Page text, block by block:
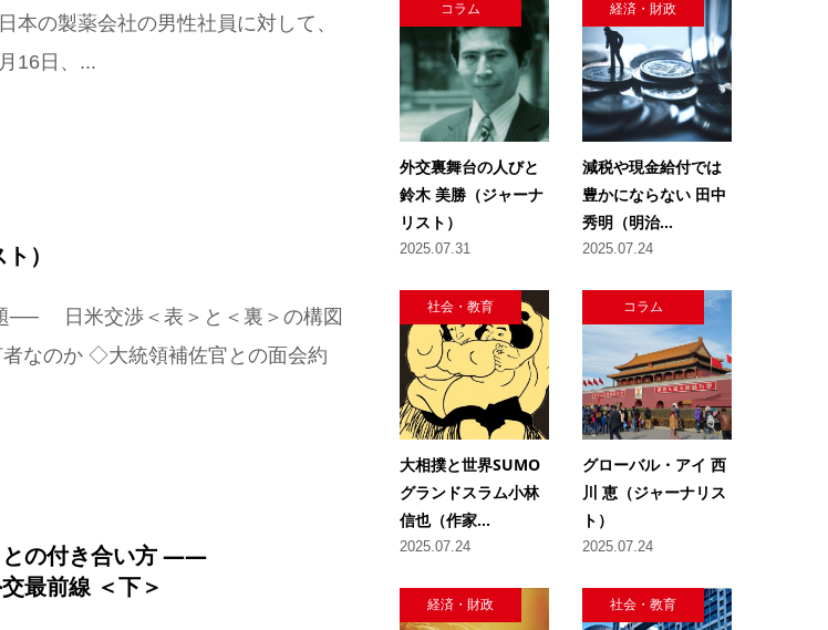
本の製薬会社の男性社員に対して、
16日、...
）
── 日米交渉＜表＞と＜裏＞の構図
なのか ◇大統領補佐官との面会約
との付き合い方 ――
最前線 ＜下＞
コラム
外交裏舞台の人びと
鈴木 美勝（ジャーナ
リスト）
2025.07.31
経済・財政
減税や現金給付では
豊かにならない 田中
秀明（明治...
2025.07.24
社会・教育
大相撲と世界SUMO
グランドスラム小林
信也（作家...
2025.07.24
コラム
グローバル・アイ 西
川 恵（ジャーナリス
ト）
2025.07.24
経済・財政 社会・教育